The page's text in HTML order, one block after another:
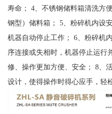
寿命； 4、不锈钢储料箱清洗方
钢型）储料箱； 5、粉碎机内设
机器自动停止工作； 6、粉碎机
序连接或失相时，机器停止运行
修、操作更加方便、安全； 8、
设计，使得操作时得心应手，轻